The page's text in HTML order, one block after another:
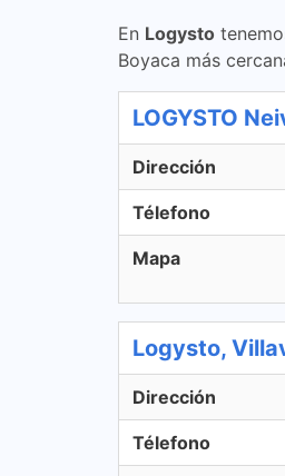
En Logysto
Boyaca más
LOGYSTO
Dirección
Télefono
Mapa
Logysto,
Dirección
Télefono